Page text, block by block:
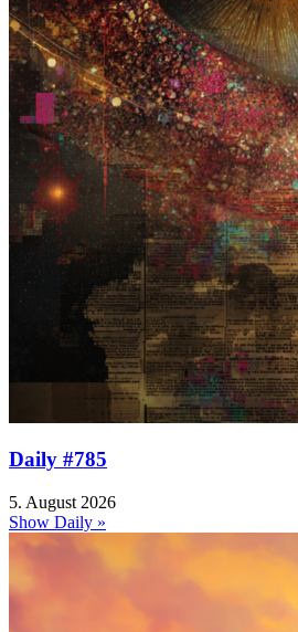
Daily #785
5. August 2026
Show Daily »